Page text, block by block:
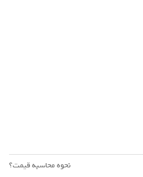
نحوه محاسبه قیمت؟